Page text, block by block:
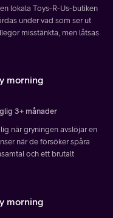
lokala Toys-R-Us-butiken
under vad som ser ut
misstänkta, men låtsas
morning
3+ månader
när gryningen avslöjar en
när de försöker spåra
och ett brutalt
morning